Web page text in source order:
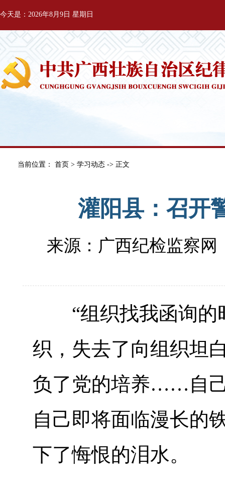
今天是：2026年8月9日 星期日
当前位置： 首页 > 学习动态 -> 正文
灌阳县：召开
来源：广西纪检监察网
“组织找我函询的
织，失去了向组织坦
负了党的培养……自
自己即将面临漫长的
下了悔恨的泪水。